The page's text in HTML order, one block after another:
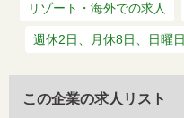
リゾート・海外での求人
週休2日、月休8日、日曜
この企業の求人リスト